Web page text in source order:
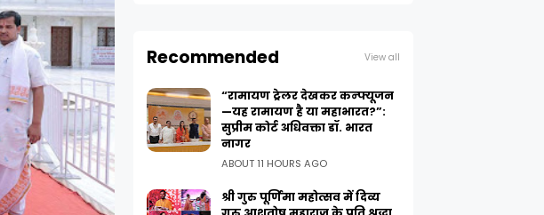
Recommended View all
“रामायण ट्रेलर देखकर कन्फ्यूजन
—यह रामायण है या महाभारत?”:
सुप्रीम कोर्ट अधिवक्ता डॉ. भारत
नागर
ABOUT 11 HOURS AGO
श्री गुरु पूर्णिमा महोत्सव में दिव्य